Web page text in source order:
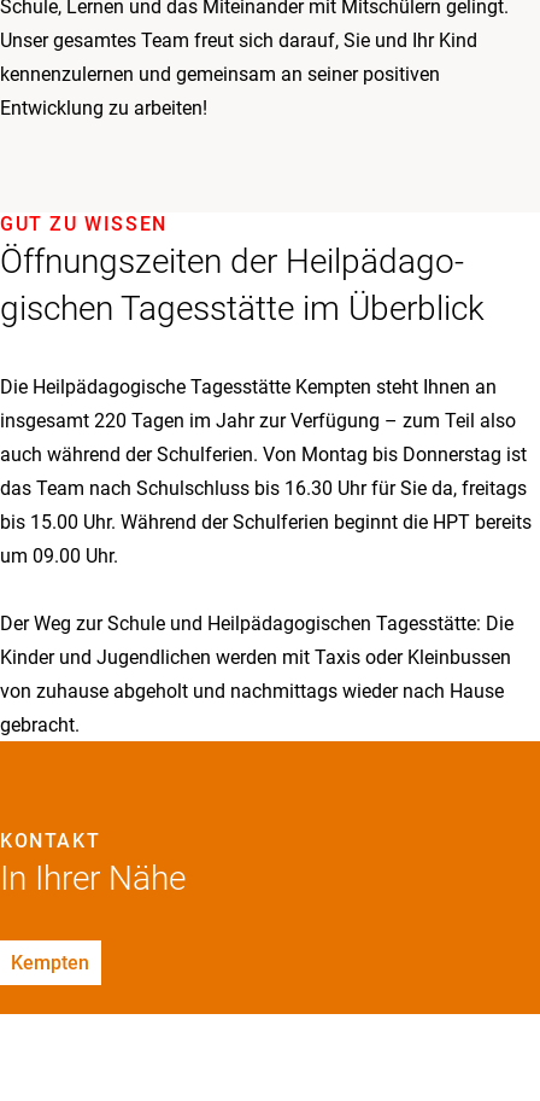
Schule, Lernen und das Miteinander mit Mitschülern gelingt.
Unser gesamtes Team freut sich darauf, Sie und Ihr Kind
kennenzulernen und gemeinsam an seiner positiven
Entwicklung zu arbeiten!
Öffnungszeiten der Heil­päda­go­
gischen Tages­stätte im Überblick
GUT ZU WISSEN
Die Heilpädagogische Tagesstätte Kempten steht Ihnen an
insgesamt 220 Tagen im Jahr zur Verfügung – zum Teil also
auch während der Schulferien. Von Montag bis Donnerstag ist
das Team nach Schulschluss bis 16.30 Uhr für Sie da, freitags
bis 15.00 Uhr. Während der Schulferien beginnt die HPT bereits
um 09.00 Uhr.
Der Weg zur Schule und Heilpädagogischen Tagesstätte: Die
Kinder und Jugendlichen werden mit Taxis oder Kleinbussen
von zuhause abgeholt und nachmittags wieder nach Hause
gebracht.
In Ihrer Nähe
KONTAKT
Kempten